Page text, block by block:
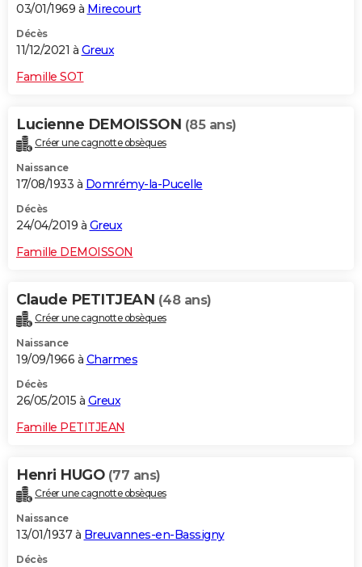
03/01/1969 à Mirecourt
Décès
11/12/2021 à Greux
Famille SOT
Lucienne DEMOISSON (85 ans)
Créer une cagnotte obsèques
Naissance
17/08/1933 à Domrémy-la-Pucelle
Décès
24/04/2019 à Greux
Famille DEMOISSON
Claude PETITJEAN (48 ans)
Créer une cagnotte obsèques
Naissance
19/09/1966 à Charmes
Décès
26/05/2015 à Greux
Famille PETITJEAN
Henri HUGO (77 ans)
Créer une cagnotte obsèques
Naissance
13/01/1937 à Breuvannes-en-Bassigny
Décès